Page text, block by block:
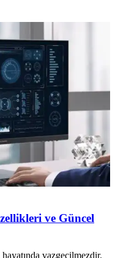
ve Güncel
vazgeçilmezdir.